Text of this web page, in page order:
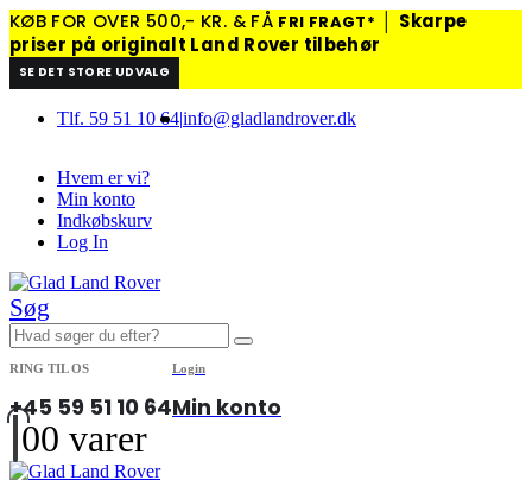
KØB FOR OVER 500,- KR. & FÅ FRI FRAGT*
Skarpe
priser på originalt Land Rover tilbehør
SE DET STORE UDVALG
Tlf. 59 51 10 64|info@gladlandrover.dk
Hvem er vi?
Min konto
Indkøbskurv
Log In
Søg
RING TIL OS
+45 59 51 10 64
Login
Min konto
00 varer